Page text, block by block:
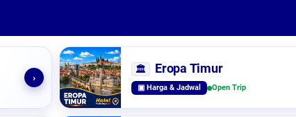
›
🏛️ Eropa Timur
▣ Harga & Jadwal Open Trip